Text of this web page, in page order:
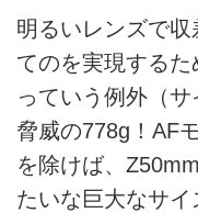
明るいレンズで
てのを実現するた
っていう例外（
脅威の778g！AF
を除けば、
たいな巨大なサ